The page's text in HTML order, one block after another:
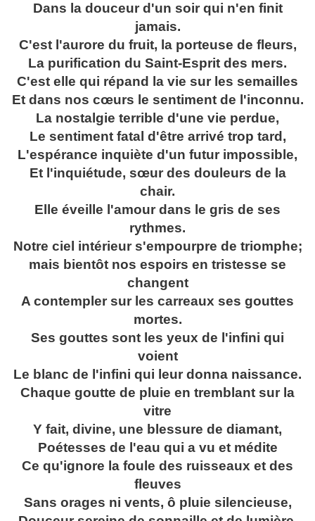
Dans la douceur d'un soir qui n'en finit
jamais.
C'est l'aurore du fruit, la porteuse de fleurs,
La purification du Saint-Esprit des mers.
C'est elle qui répand la vie sur les semailles
Et dans nos cœurs le sentiment de l'inconnu.
La nostalgie terrible d'une vie perdue,
Le sentiment fatal d'être arrivé trop tard,
L'espérance inquiète d'un futur impossible,
Et l'inquiétude, sœur des douleurs de la
chair.
Elle éveille l'amour dans le gris de ses
rythmes.
Notre ciel intérieur s'empourpre de triomphe;
mais bientôt nos espoirs en tristesse se
changent
A contempler sur les carreaux ses gouttes
mortes.
Ses gouttes sont les yeux de l'infini qui
voient
Le blanc de l'infini qui leur donna naissance.
Chaque goutte de pluie en tremblant sur la
vitre
Y fait, divine, une blessure de diamant,
Poétesses de l'eau qui a vu et médite
Ce qu'ignore la foule des ruisseaux et des
fleuves
Sans orages ni vents, ô pluie silencieuse,